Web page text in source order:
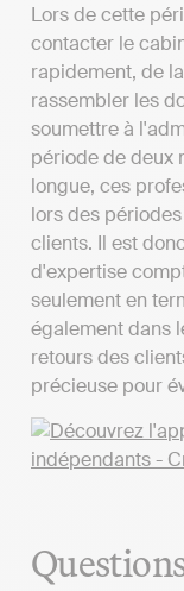
Lors de cette
contacter le
rapidement, de
rassembler les
soumettre à
période de deux
longue, ces
lors des
clients. Il est
d'expertise
seulement en
également dans
retours des
précieuse pour